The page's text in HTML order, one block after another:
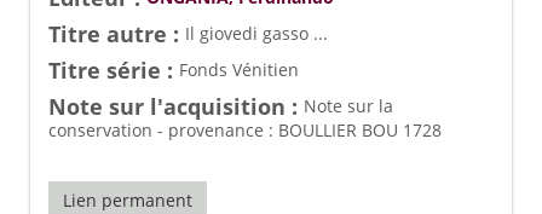
Titre autre : Il giovedi gasso ...
Titre série : Fonds Vénitien
Note sur l'acquisition : Note sur la
conservation - provenance : BOULLIER BOU 1728
Lien permanent